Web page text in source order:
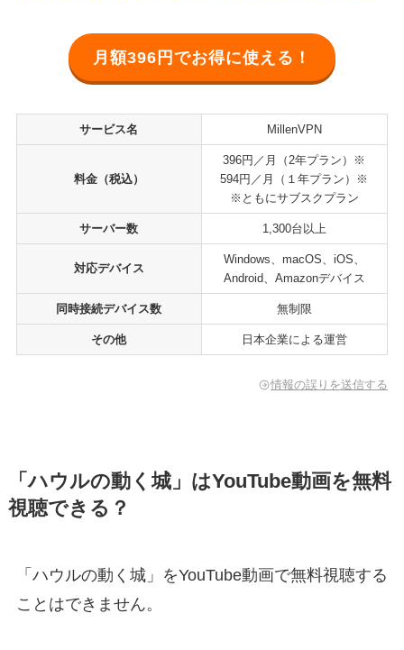
月額396円でお得に使える！
サービス名 MillenVPN
料金（税込）
396円／月（2年プラン）※
594円／月（１年プラン）※
※ともにサブスクプラン
サーバー数 1,300台以上
対応デバイス
Windows、macOS、iOS、
Android、Amazonデバイス
同時接続デバイス数 無制限
その他 日本企業による運営
情報の誤りを送信する
「ハウルの動く城」はYouTube動画を無料
視聴できる？
「ハウルの動く城」をYouTube動画で無料視聴する
ことはできません。